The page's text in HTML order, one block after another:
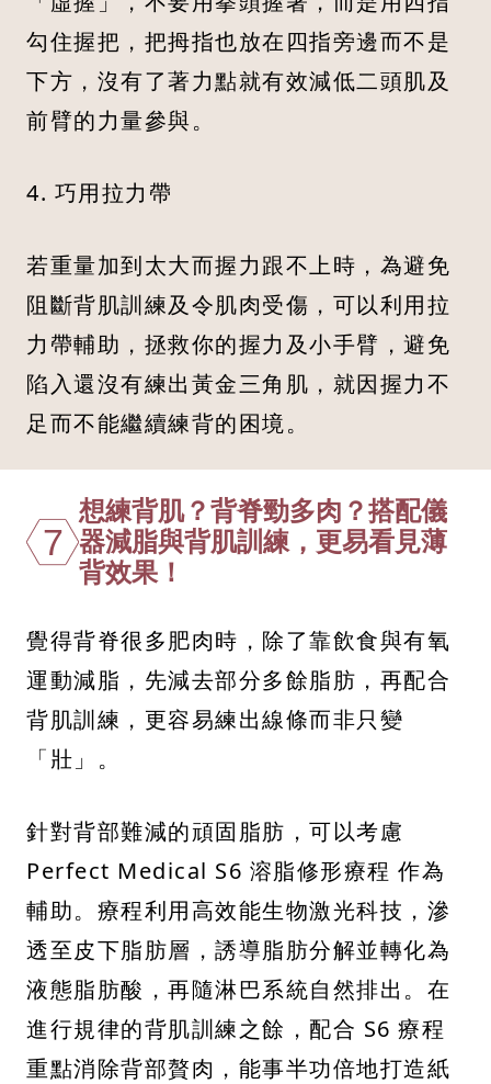
勾住握把，把拇指也放在四指旁邊而不是
下方，沒有了著力點就有效減低二頭肌及
前臂的力量參與。
4. 巧用拉力帶
若重量加到太大而握力跟不上時，為避免
阻斷背肌訓練及令肌肉受傷，可以利用拉
力帶輔助，拯救你的握力及小手臂，避免
陷入還沒有練出黃金三角肌，就因握力不
足而不能繼續練背的困境。
7
想練背肌？背脊勁多肉？搭配儀
器減脂與背肌訓練，更易看見薄
背效果！
覺得背脊很多肥肉時，除了靠飲食與有氧
運動減脂，先減去部分多餘脂肪，再配合
背肌訓練，更容易練出線條而非只變
「壯」。
針對背部難減的頑固脂肪，可以考慮
Perfect Medical S6 溶脂修形療程 作為
輔助。療程利用高效能生物激光科技，滲
透至皮下脂肪層，誘導脂肪分解並轉化為
液態脂肪酸，再隨淋巴系統自然排出。在
進行規律的背肌訓練之餘，配合 S6 療程
重點消除背部贅肉，能事半功倍地打造紙